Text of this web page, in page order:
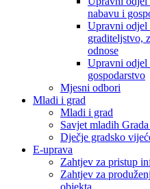
nabavu i
Upravni odjel
graditeljstvo,
odnose
Upravni odjel
gospodarstvo
Mjesni odbori
Mladi i grad
Mladi i grad
Savjet mladih
Dječje gradsko
E-uprava
Zahtjev za pristup
Zahtjev za
objekta